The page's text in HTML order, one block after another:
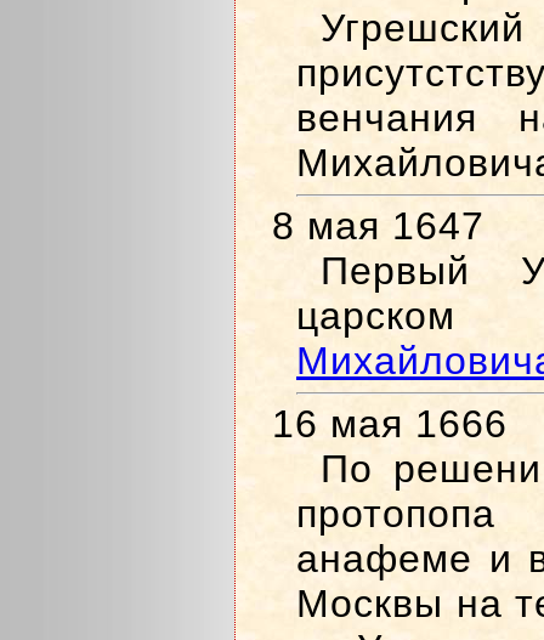
венчания
8 мая 1647
Первый
16 мая 1666
По
анафеме и
Москвы на